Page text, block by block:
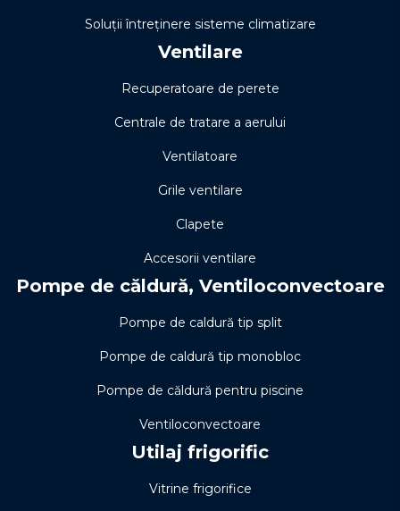
Soluţii întreţinere sisteme climatizare
Ventilare
Recuperatoare de perete
Centrale de tratare a aerului
Ventilatoare
Grile ventilare
Clapete
Accesorii ventilare
Pompe de căldură, Ventiloconvectoare
Pompe de caldură tip split
Pompe de caldură tip monobloc
Pompe de căldură pentru piscine
Ventiloconvectoare
Utilaj frigorific
Vitrine frigorifice